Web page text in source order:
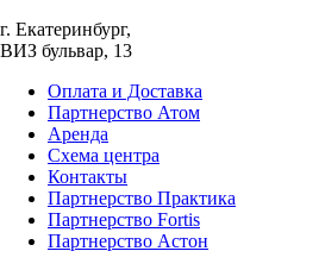
г. Екатеринбург,
ВИЗ бульвар, 13
Оплата и Доставка
Партнерство Атом
Аренда
Схема центра
Контакты
Партнерство Практика
Партнерство Fortis
Партнерство Астон